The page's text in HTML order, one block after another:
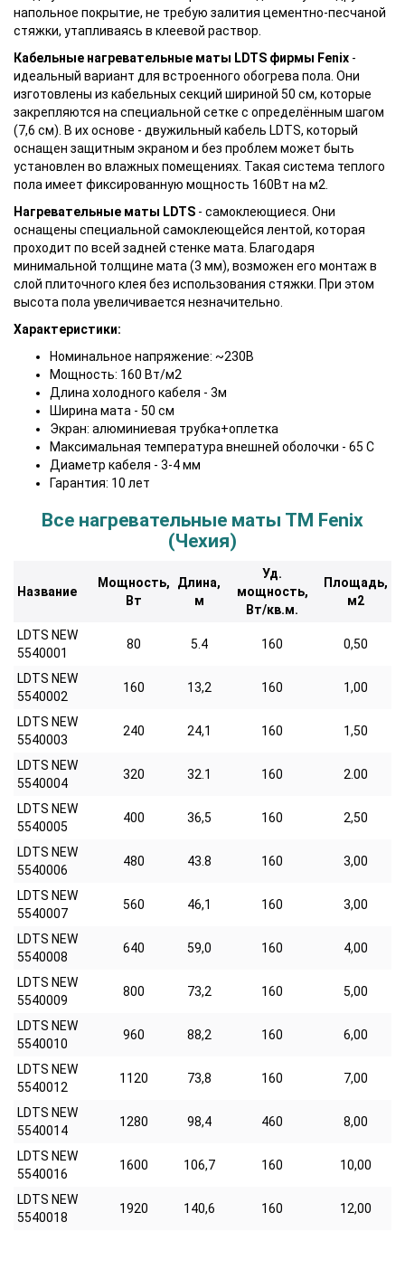
напольное покрытие, не требую залития цементно-песчаной
стяжки, утапливаясь в клеевой раствор.
Кабельные нагревательные маты LDTS фирмы Fenix -
идеальный вариант для встроенного обогрева пола. Они
изготовлены из кабельных секций шириной 50 см, которые
закрепляются на специальной сетке с определённым шагом
(7,6 см). В их основе - двужильный кабель LDTS, который
оснащен защитным экраном и без проблем может быть
установлен во влажных помещениях. Такая система теплого
пола имеет фиксированную мощность 160Вт на м2.
Нагревательные маты LDTS - самоклеющиеся. Они
оснащены специальной самоклеющейся лентой, которая
проходит по всей задней стенке мата. Благодаря
минимальной толщине мата (3 мм), возможен его монтаж в
слой плиточного клея без использования стяжки. При этом
высота пола увеличивается незначительно.
Характеристики:
Номинальное напряжение: ~230В
Мощность: 160 Вт/м2
Длина холодного кабеля - 3м
Ширина мата - 50 см
Экран: алюминиевая трубка+оплетка
Максимальная температура внешней оболочки - 65 С
Диаметр кабеля - 3-4 мм
Гарантия: 10 лет
Все нагревательные маты ТМ Fenix
(Чехия)
Название
Мощность,
Вт
Длина,
м
Уд.
мощность,
Вт/кв.м.
Площадь,
м2
LDTS NEW
5540001
80 5.4 160 0,50
LDTS NEW
5540002
160 13,2 160 1,00
LDTS NEW
5540003
240 24,1 160 1,50
LDTS NEW
5540004
320 32.1 160 2.00
LDTS NEW
5540005
400 36,5 160 2,50
LDTS NEW
5540006
480 43.8 160 3,00
LDTS NEW
5540007
560 46,1 160 3,00
LDTS NEW
5540008
640 59,0 160 4,00
LDTS NEW
5540009
800 73,2 160 5,00
LDTS NEW
5540010
960 88,2 160 6,00
LDTS NEW
5540012
1120 73,8 160 7,00
LDTS NEW
5540014
1280 98,4 460 8,00
LDTS NEW
5540016
1600 106,7 160 10,00
LDTS NEW
5540018
1920 140,6 160 12,00